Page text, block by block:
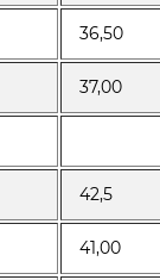
36,50
37,00
42,5
41,00